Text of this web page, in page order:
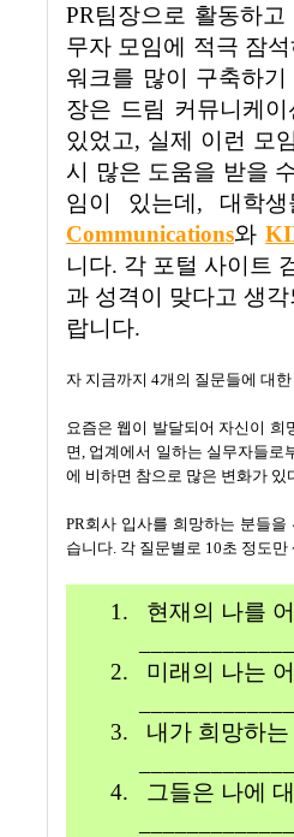
PR팀장으로 활동하고
무자 모임에 적극 잠석
워크를 많이 구축하
장은 드림 커뮤니케
있었고, 실제 이런 모
시 많은 도움을 받을
임이 있는데 , 대학
Communications와
니다. 각 포털 사이트
과 성격이 맞다고 생
랍니다.
자 지금까지 4개의 질문들에 대
요즘은 웹이 발달되어 자신이
면 업계에서 일하는 실무자들로
에 비하면 참으로 많은 변화가 있
PR회사 입사를 희망하는 분들
습니다 각 질문별로 10초 정도만
1. 현재의 나를
2.
미래의 나는
3.
내가 희망하
4.
그들은 나에